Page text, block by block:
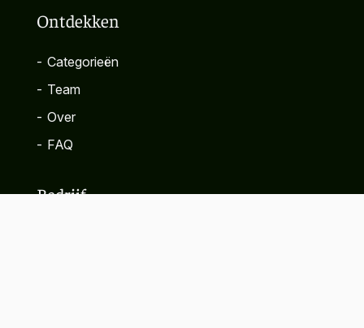
Ontdekken
- Categorieën
- Team
- Over
- FAQ
Bedrijf